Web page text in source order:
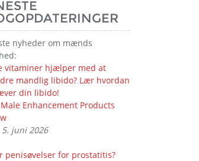
nyheder om mænds
vitaminer hjælper med at
mandlig libido? Lær hvordan
din libido!
Male Enhancement Products
5. juni 2026
penisøvelser for prostatitis?